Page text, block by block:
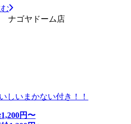
ナゴヤドーム店
しいまかない付き！！
1,200円〜